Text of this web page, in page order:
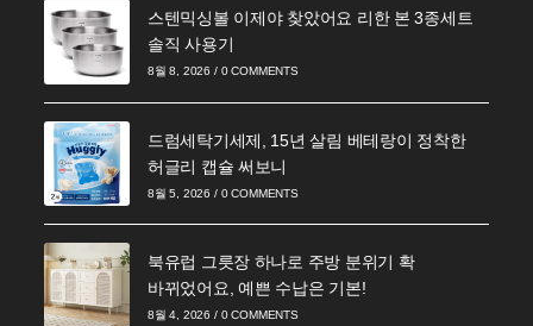
스텐믹싱볼 이제야 찾았어요 리한 본 3종세트
솔직 사용기
8월 8, 2026 / 0 COMMENTS
드럼세탁기세제, 15년 살림 베테랑이 정착한
허글리 캡슐 써보니
8월 5, 2026 / 0 COMMENTS
북유럽 그릇장 하나로 주방 분위기 확
바뀌었어요, 예쁜 수납은 기본!
8월 4, 2026 / 0 COMMENTS